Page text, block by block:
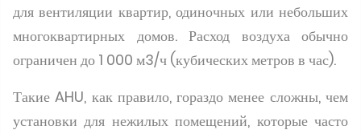
для вентиляции квартир, одиночных или небольших
многоквартирных домов. Расход воздуха обычно
ограничен до 1 000 м3/ч (кубических метров в час).
Такие AHU, как правило, гораздо менее сложны, чем
установки для нежилых помещений, которые часто